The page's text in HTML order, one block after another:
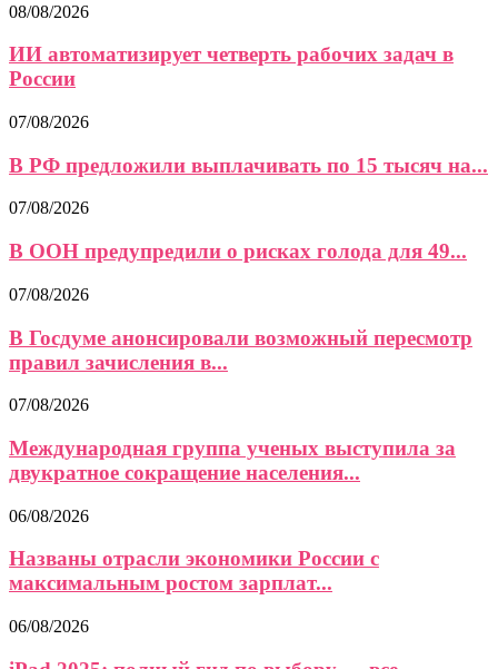
08/08/2026
ИИ автоматизирует четверть рабочих задач в
России
07/08/2026
В РФ предложили выплачивать по 15 тысяч на...
07/08/2026
В ООН предупредили о рисках голода для 49...
07/08/2026
В Госдуме анонсировали возможный пересмотр
правил зачисления в...
07/08/2026
Международная группа ученых выступила за
двукратное сокращение населения...
06/08/2026
Названы отрасли экономики России с
максимальным ростом зарплат...
06/08/2026